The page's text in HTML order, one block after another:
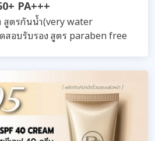
PA+++
สูตรกันน้ำ(very water
สอบรับรอง สูตร paraben free